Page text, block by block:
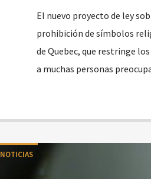
El nuevo proyecto de ley
prohibición de símbolos
de Quebec, que restringe
a muchas personas
NOTICIAS